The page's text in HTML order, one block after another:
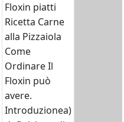
Floxin piatti
Ricetta Carne
alla Pizzaiola
Come
Ordinare Il
Floxin può
avere.
Introduzionea)